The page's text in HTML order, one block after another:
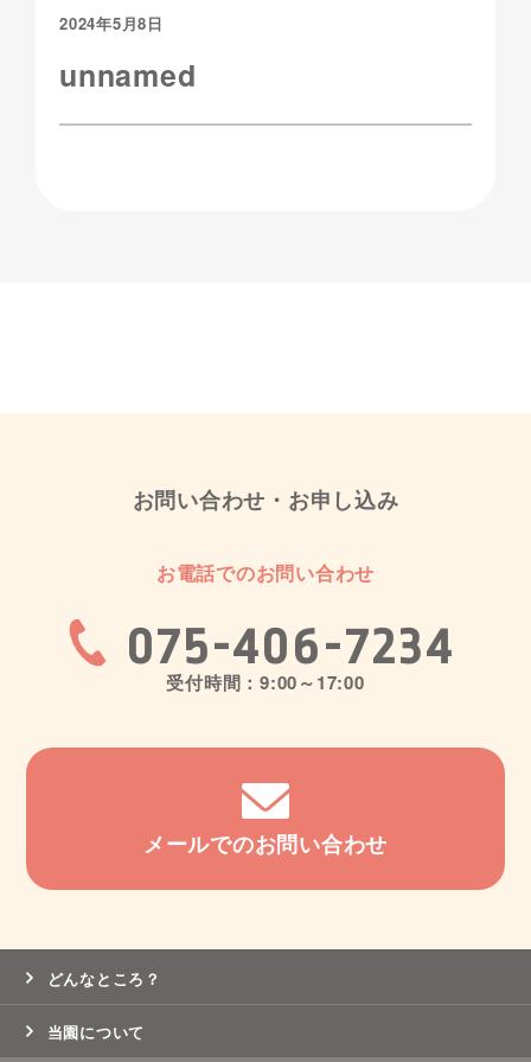
2024年5月8日
unnamed
お問い合わせ・お申し込み
お電話でのお問い合わせ
075-406-7234
受付時間：9:00～17:00
メールでのお問い合わせ
どんなところ？
当園について